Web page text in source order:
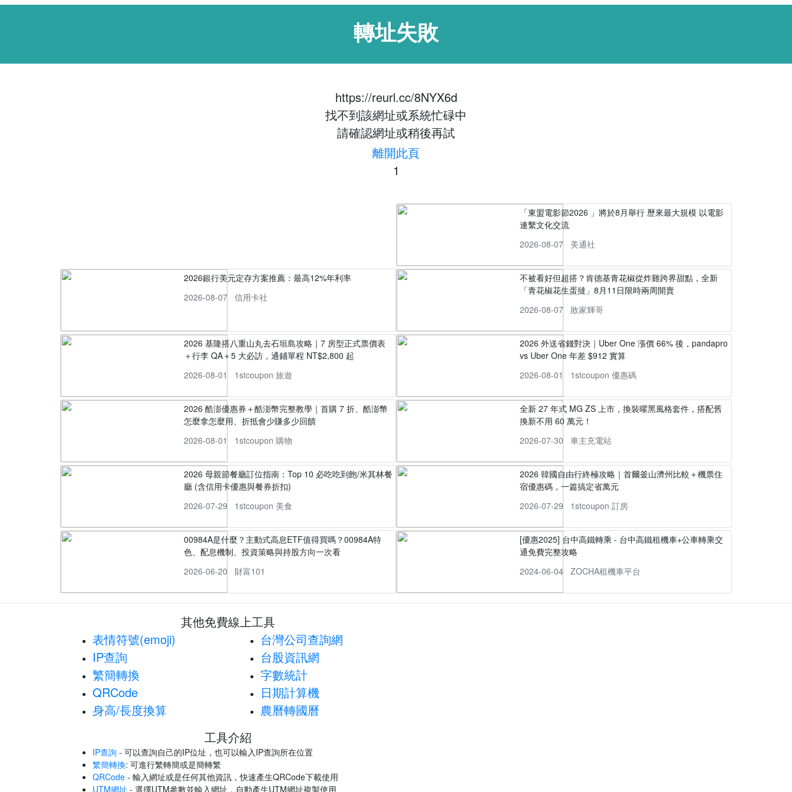
轉址失敗
https://reurl.cc/8NYX6d
找不到該網址或系統忙碌中
請確認網址或稍後再試
離開此頁
1
「東盟電影節2026 」將於8月舉行 歷來最大規模 以電影
連繫文化交流
2026-08-07
美通社
2026銀行美元定存方案推薦：最高12%年利率
2026-08-07
信用卡社
不被看好但超搭？肯德基青花椒從炸雞跨界甜點，全新
「青花椒花生蛋撻」8月11日限時兩周開賣
2026-08-07
敗家輝哥
2026 基隆搭八重山丸去石垣島攻略｜7 房型正式票價表
＋行李 QA＋5 大必訪，通鋪單程 NT$2,800 起
2026-08-01
1stcoupon 旅遊
2026 外送省錢對決｜Uber One 漲價 66% 後，pandapro
vs Uber One 年差 $912 實算
2026-08-01
1stcoupon 優惠碼
2026 酷澎優惠券＋酷澎幣完整教學｜首購 7 折、酷澎幣
怎麼拿怎麼用、折抵會少賺多少回饋
2026-08-01
1stcoupon 購物
全新 27 年式 MG ZS 上市，換裝曜黑風格套件，搭配舊
換新不用 60 萬元！
2026-07-30
車主充電站
2026 母親節餐廳訂位指南：Top 10 必吃吃到飽/米其林餐
廳 (含信用卡優惠與餐券折扣)
2026-07-29
1stcoupon 美食
2026 韓國自由行終極攻略｜首爾釜山濟州比較＋機票住
宿優惠碼，一篇搞定省萬元
2026-07-29
1stcoupon 訂房
00984A是什麼？主動式高息ETF值得買嗎？00984A特
色、配息機制、投資策略與持股方向一次看
2026-06-20
財富101
[優惠2025] 台中高鐵轉乘 - 台中高鐵租機車+公車轉乘交
通免費完整攻略
2024-06-04
ZOCHA租機車平台
其他免費線上工具
表情符號(emoji)
IP查詢
繁簡轉換
QRCode
身高/長度換算
台灣公司查詢網
台股資訊網
字數統計
日期計算機
農曆轉國曆
工具介紹
IP查詢 - 可以查詢自己的IP位址，也可以輸入IP查詢所在位置
繁簡轉換: 可進行繁轉簡或是簡轉繁
QRCode - 輸入網址或是任何其他資訊，快速產生QRCode下載使用
UTM網址 - 選擇UTM參數並輸入網址，自動產生UTM網址複製使用